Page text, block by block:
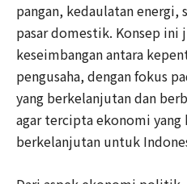
pangan, kedaulatan energi,
pasar domestik. Konsep ini
keseimbangan antara
pengusaha, dengan fokus
yang berkelanjutan dan
agar tercipta ekonomi
berkelanjutan untuk